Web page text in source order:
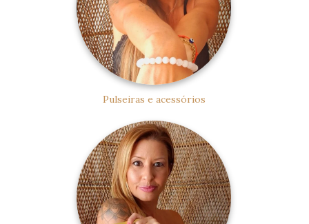
Pulseiras e acessórios